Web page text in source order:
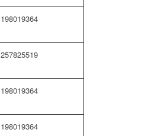
198019364
257825519
198019364
198019364